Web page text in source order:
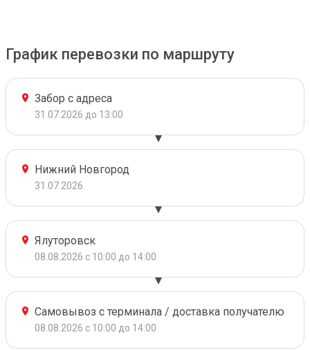
График перевозки по маршруту
Забор с адреса
31.07.2026 до 13:00
Нижний Новгород
31.07.2026
Ялуторовск
08.08.2026 с 10:00 до 14:00
Самовывоз с терминала / доставка получателю
08.08.2026 с 10:00 до 14:00